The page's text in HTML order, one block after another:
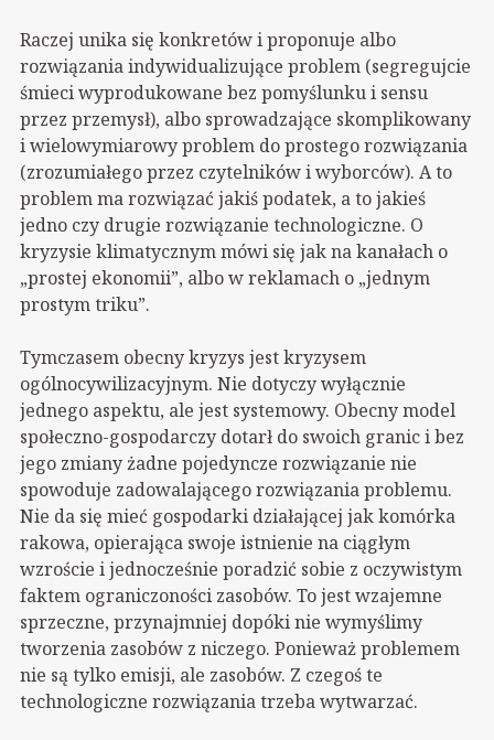
Raczej unika się konkretów i proponuje albo
rozwiązania indywidualizujące problem (segregujcie
śmieci wyprodukowane bez pomyślunku i sensu
przez przemysł), albo sprowadzające skomplikowany
i wielowymiarowy problem do prostego rozwiązania
(zrozumiałego przez czytelników i wyborców). A to
problem ma rozwiązać jakiś podatek, a to jakieś
jedno czy drugie rozwiązanie technologiczne. O
kryzysie klimatycznym mówi się jak na kanałach o
„prostej ekonomii”, albo w reklamach o „jednym
prostym triku”.
Tymczasem obecny kryzys jest kryzysem
ogólnocywilizacyjnym. Nie dotyczy wyłącznie
jednego aspektu, ale jest systemowy. Obecny model
społeczno-gospodarczy dotarł do swoich granic i bez
jego zmiany żadne pojedyncze rozwiązanie nie
spowoduje zadowalającego rozwiązania problemu.
Nie da się mieć gospodarki działającej jak komórka
rakowa, opierająca swoje istnienie na ciągłym
wzroście i jednocześnie poradzić sobie z oczywistym
faktem ograniczoności zasobów. To jest wzajemne
sprzeczne, przynajmniej dopóki nie wymyślimy
tworzenia zasobów z niczego. Ponieważ problemem
nie są tylko emisji, ale zasobów. Z czegoś te
technologiczne rozwiązania trzeba wytwarzać.